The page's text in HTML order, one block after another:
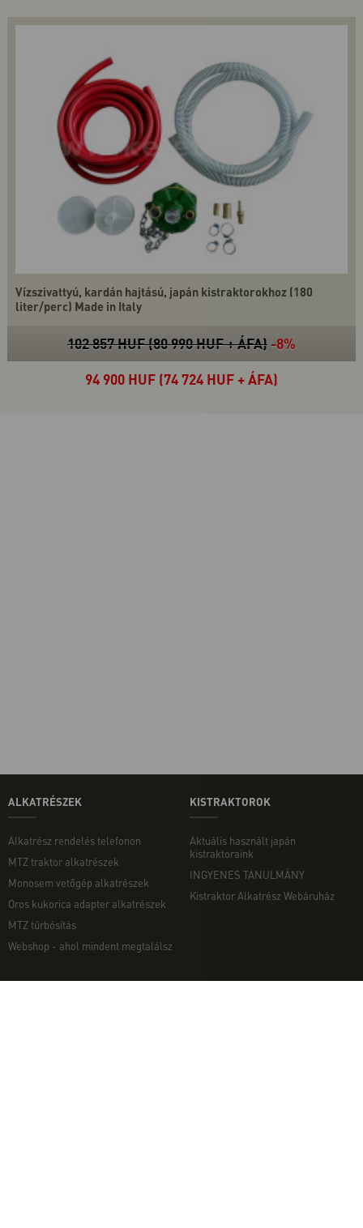
Vízszivattyú, kardán hajtású, japán kistraktorokhoz (180
liter/perc) Made in Italy
102 857 HUF (80 990 HUF + ÁFA)-8%
94 900 HUF (74 724 HUF + ÁFA)
ALKATRÉSZEK
Alkatrész rendelés telefonon
MTZ traktor alkatrészek
Monosem vetőgép alkatrészek
Oros kukorica adapter alkatrészek
MTZ túrbósítás
Webshop - ahol mindent megtalálsz
KISTRAKTOROK
Aktuális használt japán
kistraktoraink
INGYENES TANULMÁNY
Kistraktor Alkatrész Webáruház